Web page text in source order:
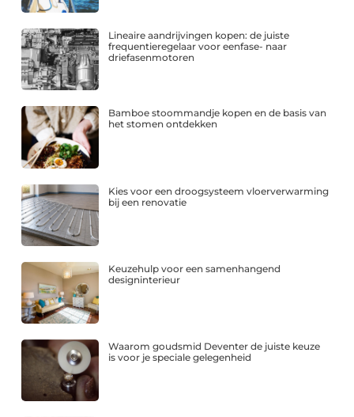
Lineaire aandrijvingen kopen: de juiste
frequentieregelaar voor eenfase- naar
driefasenmotoren
Bamboe stoommandje kopen en de basis van
het stomen ontdekken
Kies voor een droogsysteem vloerverwarming
bij een renovatie
Keuzehulp voor een samenhangend
designinterieur
Waarom goudsmid Deventer de juiste keuze
is voor je speciale gelegenheid